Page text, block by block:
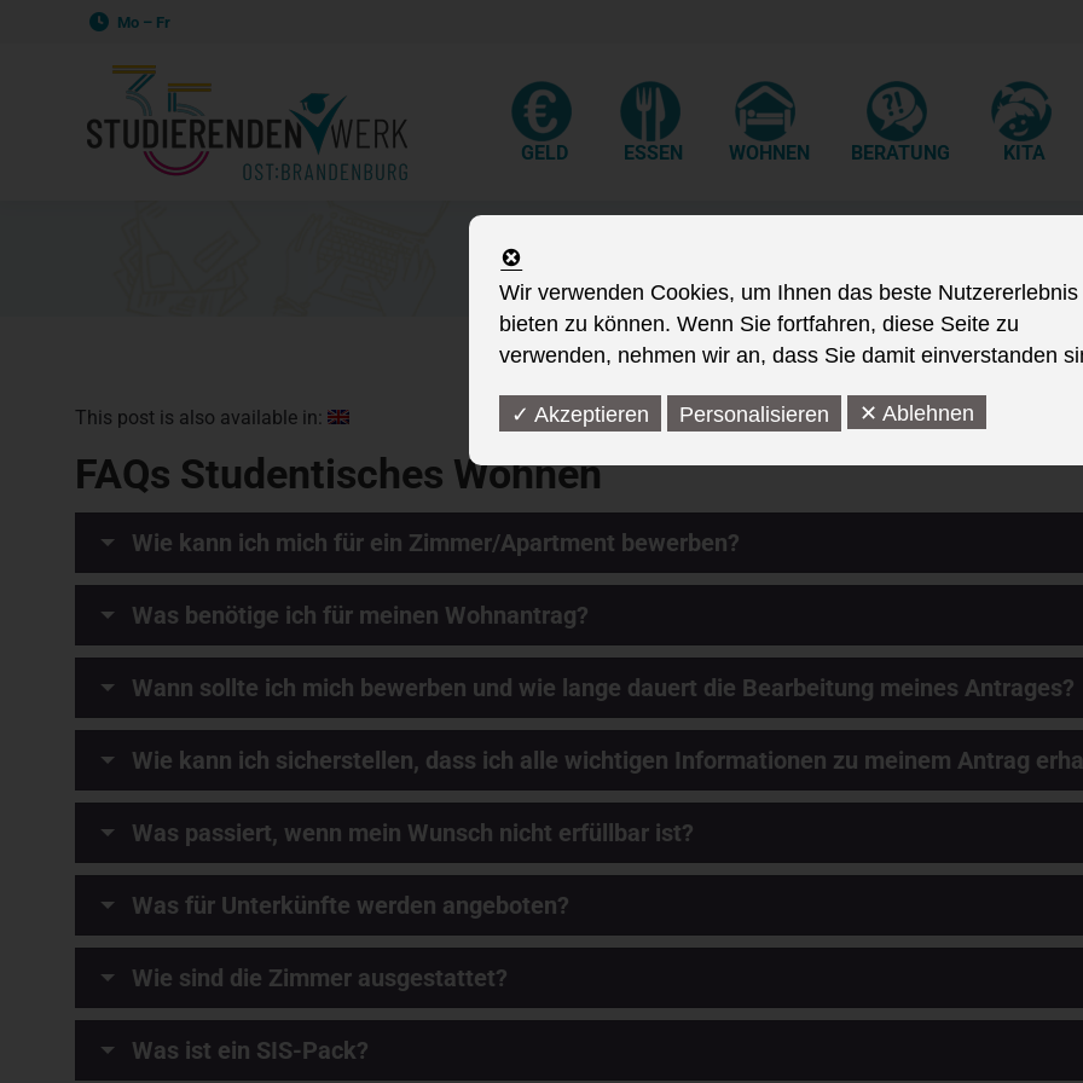
Mo – Fr
GELD ESSEN WOHNEN BERATUNG KITA
This post is also available in:
FAQs Studentisches Wohnen
Wie kann ich mich für ein Zimmer/Apartment bewerben?
Was benötige ich für meinen Wohnantrag?
Wann sollte ich mich bewerben und wie lange dauert die Bearbeitung meines Antrages?
Wie kann ich sicherstellen, dass ich alle wichtigen Informationen zu meinem Antrag
Was passiert, wenn mein Wunsch nicht erfüllbar ist?
Was für Unterkünfte werden angeboten?
Wie sind die Zimmer ausgestattet?
Was ist ein SIS-Pack?
Wir verwenden Cookies, um Ihnen das beste Nutzererlebnis
bieten zu können. Wenn Sie fortfahren, diese Seite zu
verwenden, nehmen wir an, dass Sie damit einverstanden
✓ Akzeptieren Personalisieren ✕ Ablehnen